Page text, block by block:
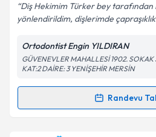
Kişisel verilerimin
Metni'ni okudum ve
kapsamda işlenmesini
Takvim
Diş Hekimim Türker bey tarafından
yönlendirildim, dişlerimde
Ortodontist Engin YILDIRAN
GÜVENEVLER MAHALLESİ 1902.
KAT:2 DAİRE: 3 YENİŞEHİR MERSİN
Randevu
Randevu Takvimi Talebi